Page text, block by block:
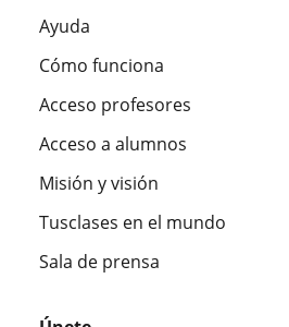
Ayuda
Cómo funciona
Acceso profesores
Acceso a alumnos
Misión y visión
Tusclases en el mundo
Sala de prensa